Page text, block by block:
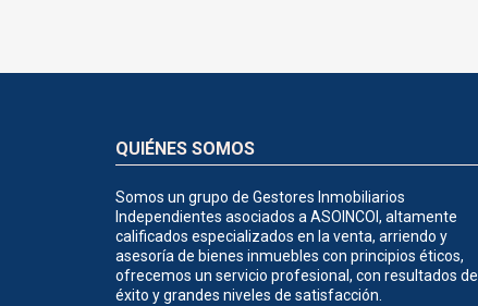
QUIÉNES SOMOS
Somos un grupo de Gestores Inmobiliarios
Independientes asociados a ASOINCOI, altamente
calificados especializados en la venta, arriendo y
asesoría de bienes inmuebles con principios éticos,
ofrecemos un servicio profesional, con resultados de
éxito y grandes niveles de satisfacción.